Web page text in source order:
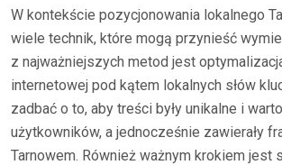
W kontekście pozycjonowania lokalnego
wiele technik, które mogą przynieść
z najważniejszych metod jest
internetowej pod kątem lokalnych słów
zadbać o to, aby treści były unikalne i
użytkowników, a jednocześnie zawierały
Tarnowem. Również ważnym krokiem jest